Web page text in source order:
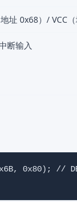
址 0x68）/ VCC（
断输入
0x80); //